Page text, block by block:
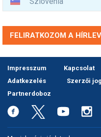
FELIRATKOZOM A
Impresszum Kapcsolat
Adatkezelés
Szerzői
Partnerdoboz